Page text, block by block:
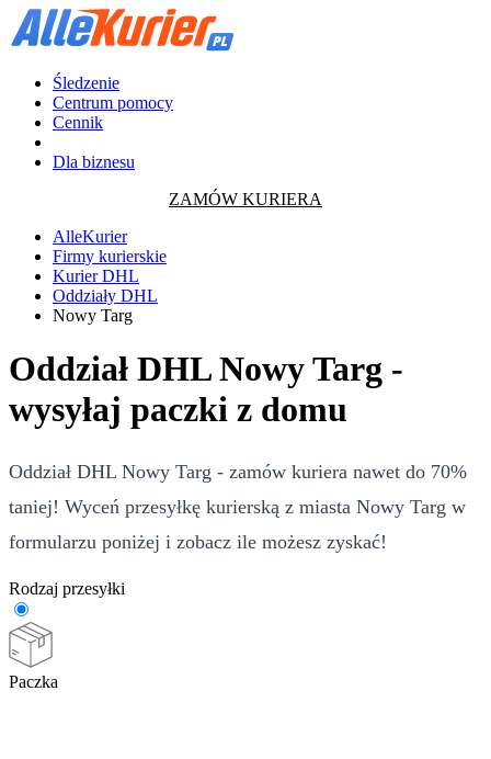
Śledzenie
Centrum pomocy
Cennik
Dla biznesu
ZAMÓW KURIERA
AlleKurier
Firmy kurierskie
Kurier DHL
Oddziały DHL
Nowy Targ
Oddział DHL Nowy Targ -
wysyłaj paczki z domu
Oddział DHL Nowy Targ - zamów kuriera nawet do 70%
taniej! Wyceń przesyłkę kurierską z miasta Nowy Targ w
formularzu poniżej i zobacz ile możesz zyskać!
Rodzaj przesyłki
Paczka